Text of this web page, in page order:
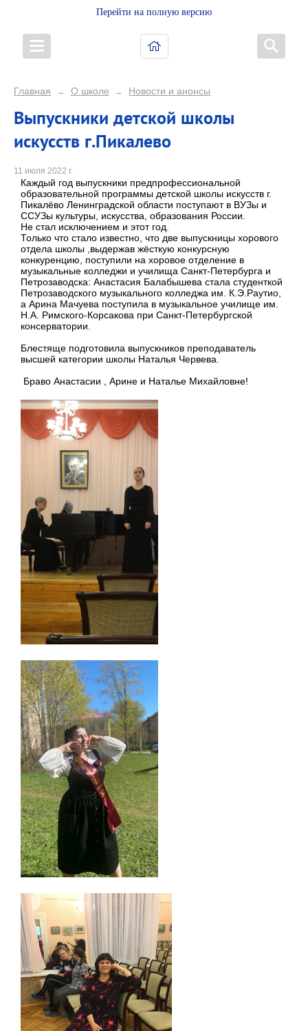
Перейти на полную версию
Главная → О школе → Новости и анонсы
Выпускники детской школы
искусств г.Пикалево
11 июля 2022 г.
Каждый год выпускники предпрофессиональной
образовательной программы детской школы искусств г.
Пикалёво Ленинградской области поступают в ВУЗы и
ССУЗы культуры, искусства, образования России.
Не стал исключением и этот год.
Только что стало известно, что две выпускницы хорового
отдела школы ,выдержав жёсткую конкурсную
конкуренцию, поступили на хоровое отделение в
музыкальные колледжи и училища Санкт-Петербурга и
Петрозаводска: Анастасия Балабышева стала студенткой
Петрозаводского музыкального колледжа им. К.Э.Раутио,
а Арина Мачуева поступила в музыкальное училище им.
Н.А. Римского-Корсакова при Санкт-Петербургской
консерватории.
Блестяще подготовила выпускников преподаватель
высшей категории школы Наталья Червева.
Браво Анастасии , Арине и Наталье Михайловне!